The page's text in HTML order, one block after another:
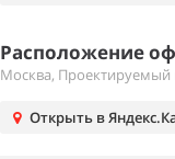
Расположение
Москва, Проектируемый
Открыть в